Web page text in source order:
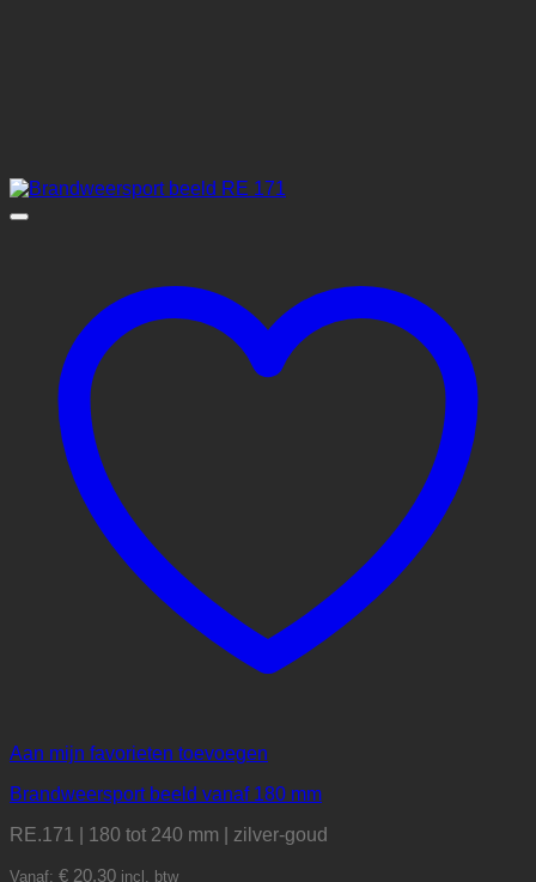
Aan mijn favorieten toevoegen
Brandweersport beeld vanaf 180 mm
RE.171 | 180 tot 240 mm | zilver-goud
Vanaf: € 20,30 incl. btw